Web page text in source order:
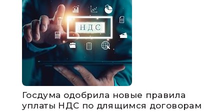
Госдума одобрила новые правила
уплаты НДС по длящимся договорам